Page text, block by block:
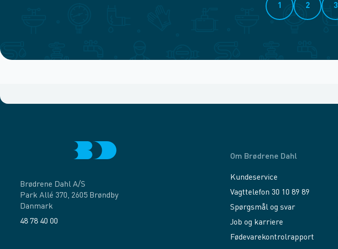
1 2 3
Brødrene Dahl A/S
Park Allé 370, 2605 Brøndby
Danmark
48 78 40 00
Om Brødrene Dahl
Kundeservice
Vagttelefon 30 10 89 89
Spørgsmål og svar
Job og karriere
Fødevarekontrolrapport